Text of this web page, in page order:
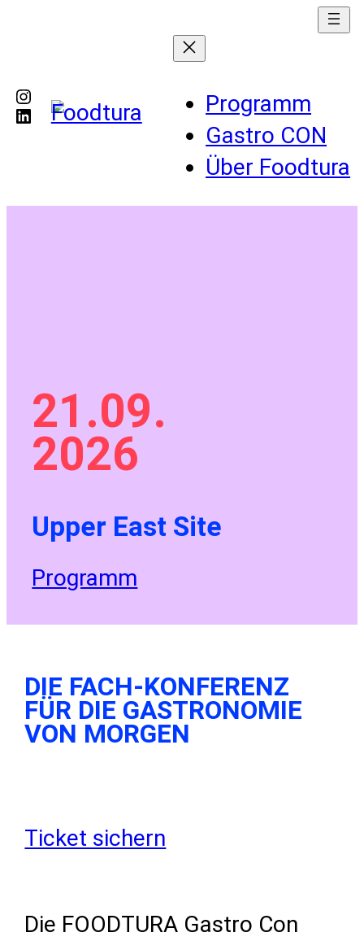
Instagram
LinkedIn
Programm
Gastro CON
Über Foodtura
21.09.
2026
Upper East Site
Programm
DIE FACH-KONFERENZ
FÜR DIE GASTRONOMIE
VON MORGEN
Ticket sichern
Die FOODTURA Gastro Con